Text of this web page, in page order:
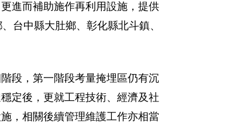
進而補助施作再利用設施，提供
台中縣大肚鄉、彰化縣北斗鎮、
段，第一階段考量掩埋區仍有沉
定後，更就工程技術、經濟及社
，相關後續管理維護工作亦相當